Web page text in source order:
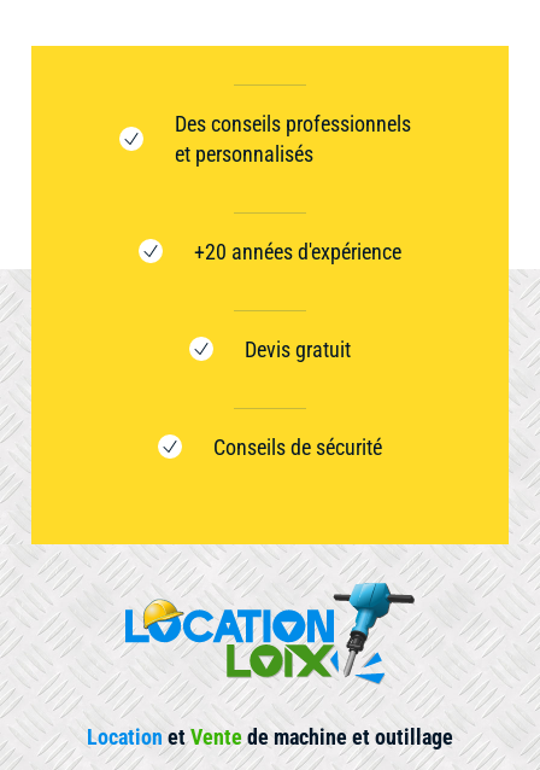
Des conseils professionnels
et personnalisés
+20 années d'expérience
Devis gratuit
Conseils de sécurité
Location etVentede machine et outillage